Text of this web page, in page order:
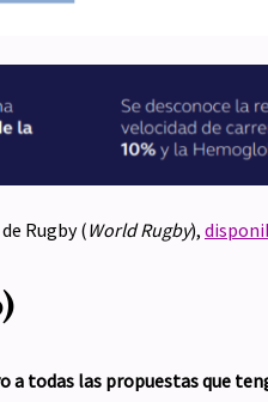
Rugby (World Rugby),
a todas las propuestas que